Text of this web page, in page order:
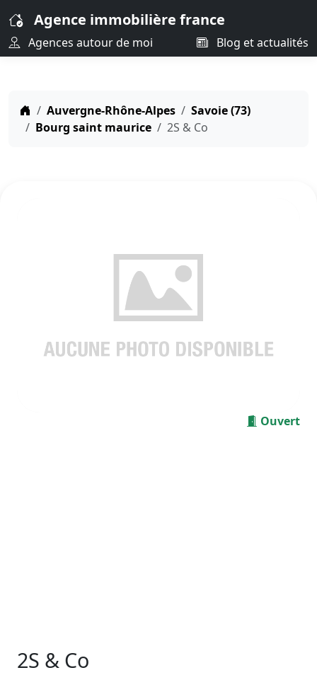
Agence immobilière france
Agences autour de moi Blog et actualités
Auvergne-Rhône-Alpes
Savoie (73)
Bourg saint maurice
2S & Co
Ouvert
2S & Co